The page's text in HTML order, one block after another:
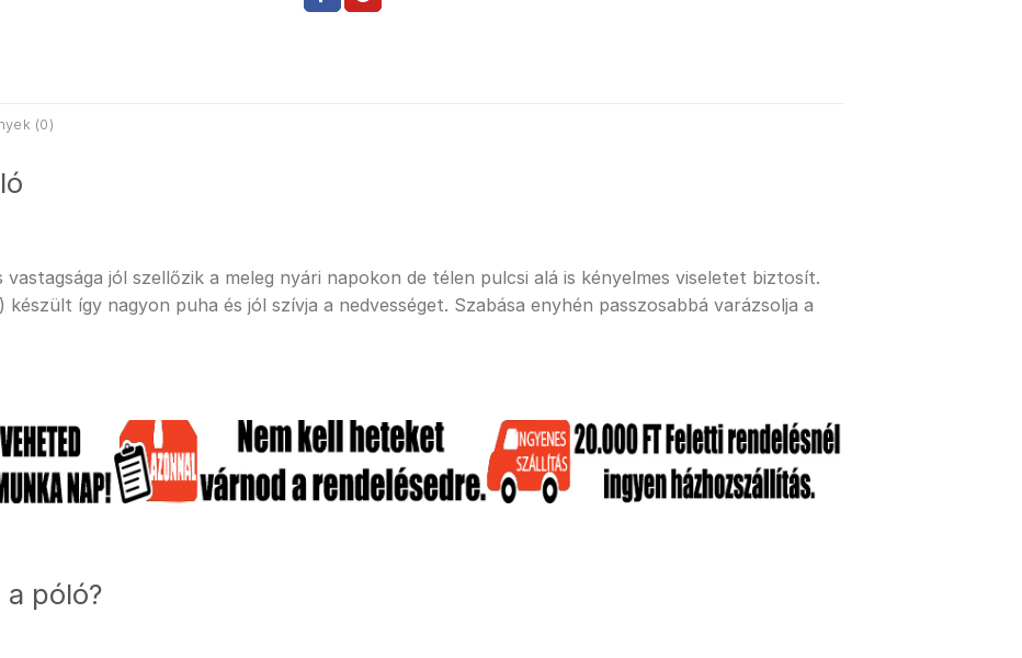
(0)
vastagsága jól szellőzik a meleg nyári napokon de télen pulcsi alá is kényelmes viseletet biztosít.
így nagyon puha és jól szívja a nedvességet. Szabása enyhén passzosabbá varázsolja a
póló?